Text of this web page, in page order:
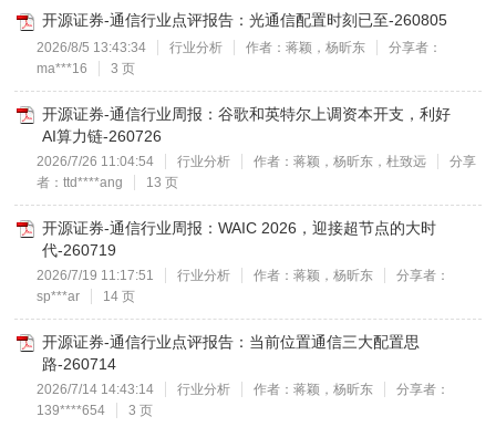
开源证券-通信行业点评报告：光通信配置时刻已至-260805
2026/8/5 13:43:34 行业分析 作者：蒋颖，杨昕东
分享者：
ma***16
3 页
开源证券-通信行业周报：谷歌和英特尔上调资本开支，利好
AI算力链-260726
2026/7/26 11:04:54 行业分析 作者：蒋颖，杨昕东，杜致远
分享
者：ttd****ang
13 页
开源证券-通信行业周报：WAIC 2026，迎接超节点的大时
代-260719
2026/7/19 11:17:51 行业分析 作者：蒋颖，杨昕东
分享者：
sp***ar
14 页
开源证券-通信行业点评报告：当前位置通信三大配置思
路-260714
2026/7/14 14:43:14 行业分析 作者：蒋颖，杨昕东
分享者：
139****654
3 页